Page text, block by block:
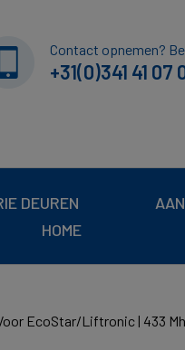
Contact opnemen?
+31(0)341 41 07
DEUREN
HOME
EcoStar/Liftronic | 433